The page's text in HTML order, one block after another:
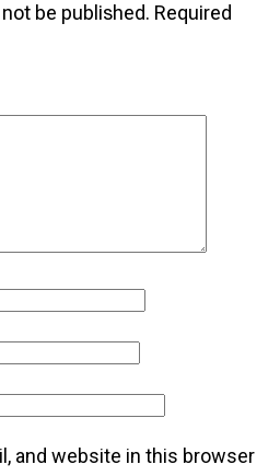
be published. Required
and website in this browser